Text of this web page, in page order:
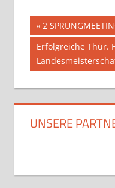
Vorheriger
Beitrag:
2
Nächster
Beitrag:
Erfolgreiche Thür.
UNSERE